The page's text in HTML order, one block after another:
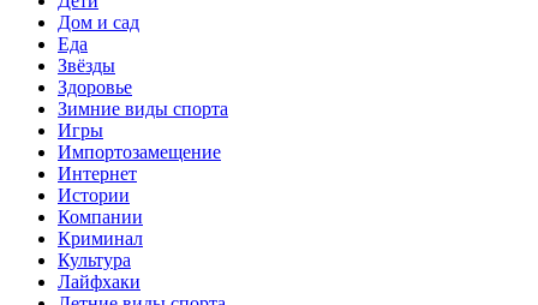
Дом и сад
Еда
Звёзды
Здоровье
Зимние виды спорта
Игры
Импортозамещение
Интернет
Истории
Компании
Криминал
Культура
Лайфхаки